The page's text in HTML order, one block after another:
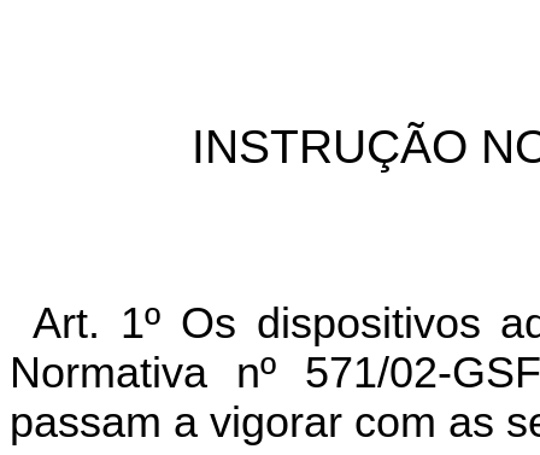
INSTRUÇÃO
Art. 1º Os dispositivos
Normativa nº 571/02-
passam a vigorar com as